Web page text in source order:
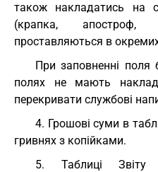
також накладатись на
(крапка,
проставляються в
При заповненні поля
полях не мають
перекривати службові
4. Грошові суми в
гривнях з копійками.
5. Таблиці Звіту